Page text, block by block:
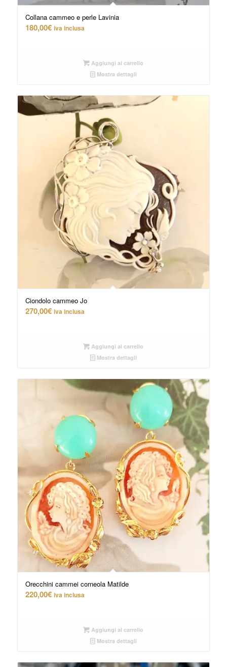
Collana cammeo e perle Lavinia
180,00€ iva inclusa
Aggiungi al carrello
Mostra dettagli
Ciondolo cammeo Jo
270,00€ iva inclusa
Aggiungi al carrello
Mostra dettagli
Orecchini cammei corneola Matilde
220,00€ iva inclusa
Aggiungi al carrello
Mostra dettagli